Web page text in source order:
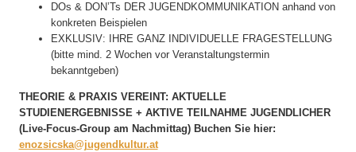
DOs & DON’Ts DER JUGENDKOMMUNIKATION anhand von
konkreten Beispielen
EXKLUSIV: IHRE GANZ INDIVIDUELLE FRAGESTELLUNG
(bitte mind. 2 Wochen vor Veranstaltungstermin
bekanntgeben)
THEORIE & PRAXIS VEREINT: AKTUELLE
STUDIENERGEBNISSE + AKTIVE TEILNAHME JUGENDLICHER
(Live-Focus-Group am Nachmittag) Buchen Sie hier:
enozsicska@jugendkultur.at